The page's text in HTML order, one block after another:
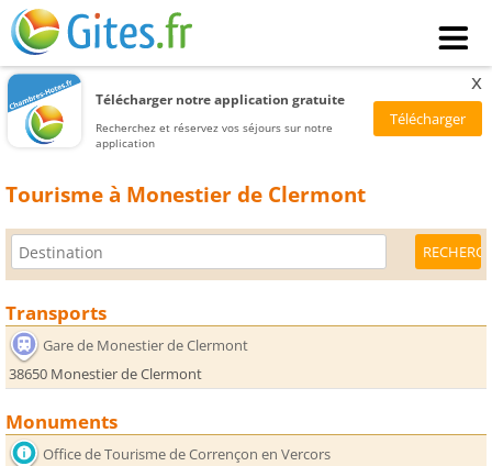
Télécharger notre application gratuite
Recherchez et réservez vos séjours sur notre
application
x
Tourisme à Monestier de Clermont
Transports
Gare de Monestier de Clermont
38650 Monestier de Clermont
Monuments
Office de Tourisme de Corrençon en Vercors